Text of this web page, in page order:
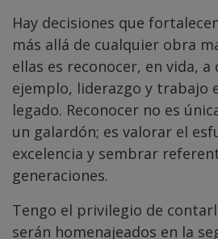
Hay decisiones que
más allá de cualquier obra
ellas es reconocer, en vida, a
ejemplo, liderazgo y trabajo
legado. Reconocer no es
un galardón; es valorar el
excelencia y sembrar
generaciones.
Tengo el privilegio de
serán homenajeados en la